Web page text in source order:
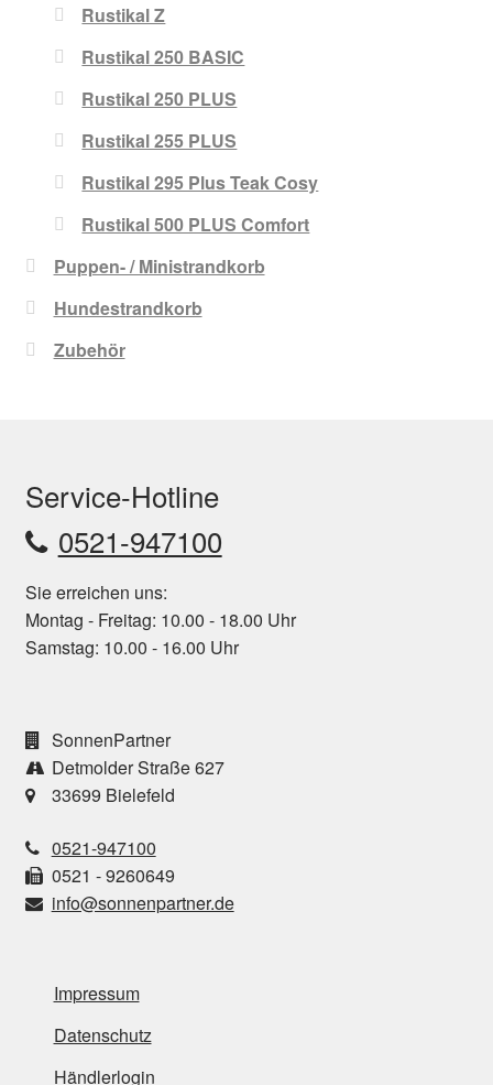
Rustikal Z
Rustikal 250 BASIC
Rustikal 250 PLUS
Rustikal 255 PLUS
Rustikal 295 Plus Teak Cosy
Rustikal 500 PLUS Comfort
Puppen- / Ministrandkorb
Hundestrandkorb
Zubehör
Service-Hotline
0521-947100
Sie erreichen uns:
Montag - Freitag: 10.00 - 18.00 Uhr
Samstag: 10.00 - 16.00 Uhr
SonnenPartner
Detmolder Straße 627
33699 Bielefeld
0521-947100
0521 - 9260649
info@sonnenpartner.de
Impressum
Datenschutz
Händlerlogin